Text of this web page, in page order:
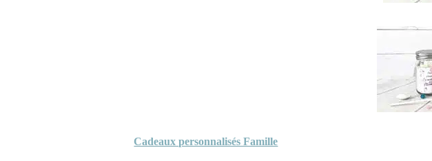
Cadeaux personnalisés Famille